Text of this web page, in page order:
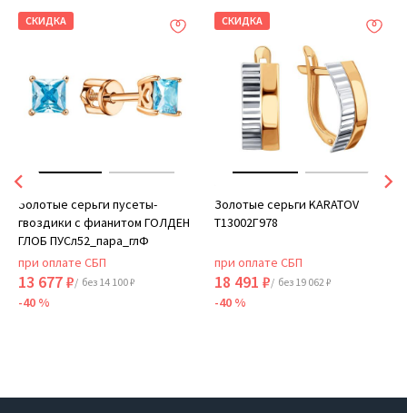
СКИДКА
Золотые серьги пусеты-
гвоздики с фианитом ГОЛДЕН
ГЛОБ ПУСл52_пара_глФ
при оплате СБП
13 677 ₽/ без 14 100 ₽
-40 %
СКИДКА
Золотые серьги KARATOV
Т13002Г978
при оплате СБП
18 491 ₽/ без 19 062 ₽
-40 %